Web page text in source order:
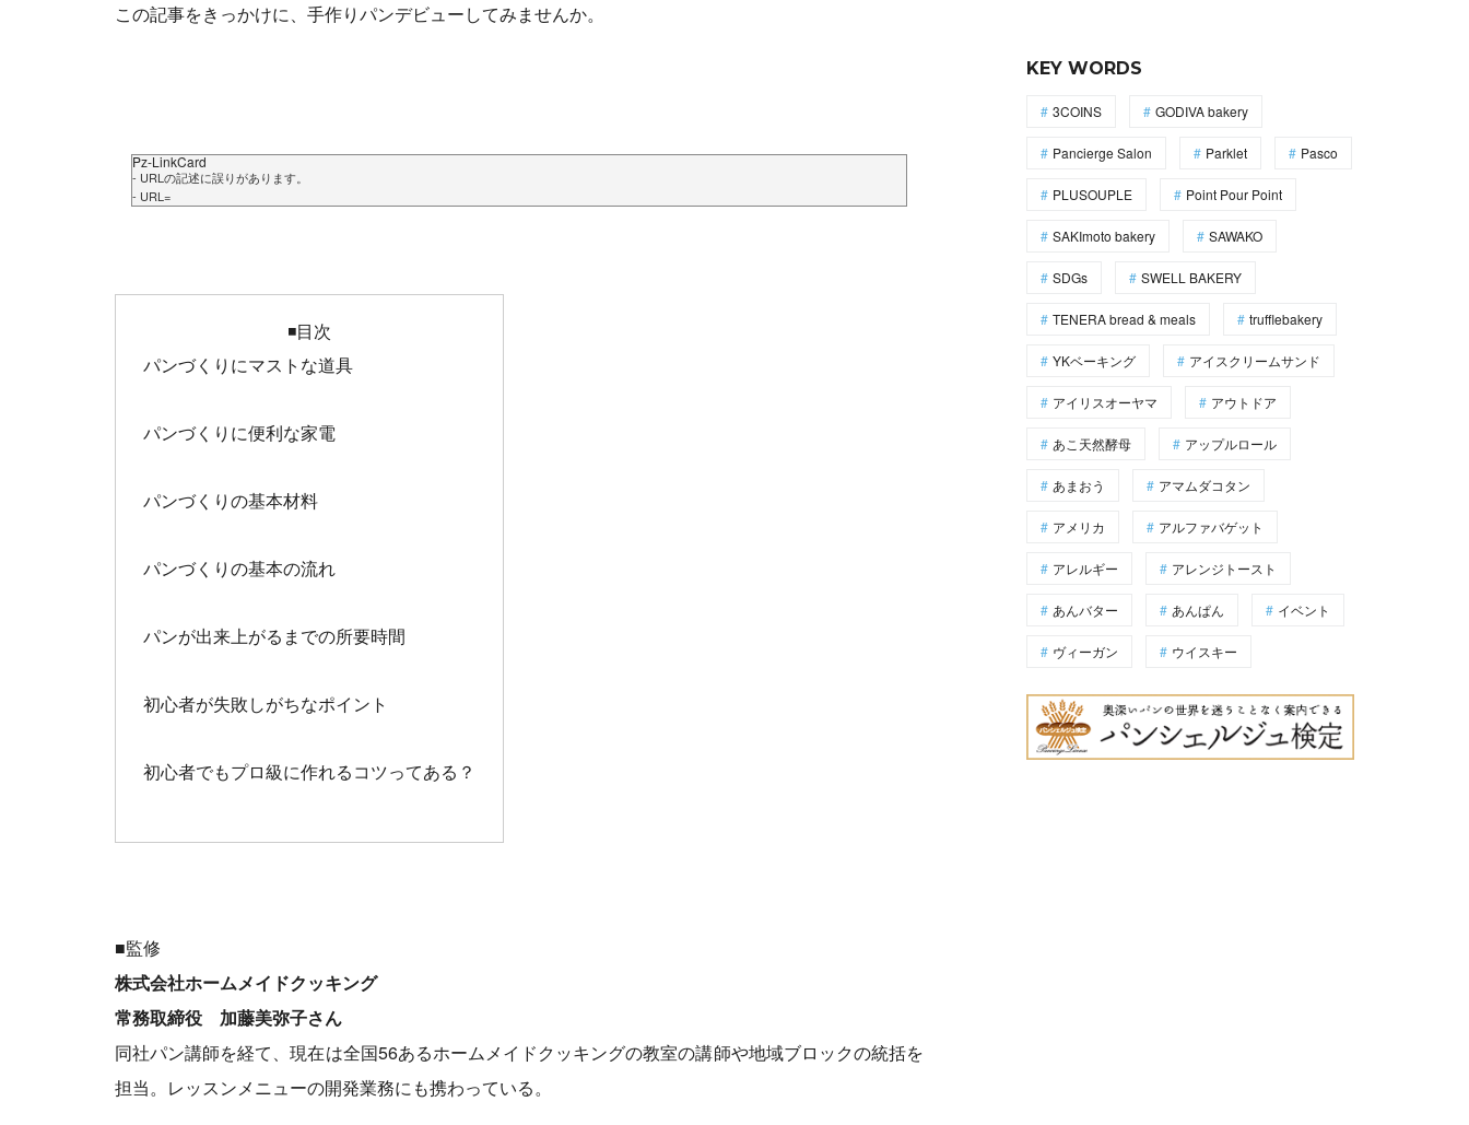
この記事をきっかけに、手作りパンデビューしてみませんか。
Pz-LinkCard
- URLの記述に誤りがあります。
- URL=
◾️目次
パンづくりにマストな道具
パンづくりに便利な家電
パンづくりの基本材料
パンづくりの基本の流れ
パンが出来上がるまでの所要時間
初心者が失敗しがちなポイント
初心者でもプロ級に作れるコツってある？
■監修
株式会社ホームメイドクッキング
常務取締役 加藤美弥子さん
同社パン講師を経て、現在は全国56あるホームメイドクッキングの教室の講師や地域ブロックの統括を
担当。レッスンメニューの開発業務にも携わっている。
KEY WORDS
3COINS GODIVA bakery
Pancierge Salon Parklet Pasco
PLUSOUPLE Point Pour Point
SAKImoto bakery SAWAKO
SDGs SWELL BAKERY
TENERA bread & meals trufflebakery
YKベーキング アイスクリームサンド
アイリスオーヤマ アウトドア
あこ天然酵母 アップルロール
あまおう アマムダコタン
アメリカ アルファバゲット
アレルギー アレンジトースト
あんバター あんぱん イベント
ヴィーガン ウイスキー